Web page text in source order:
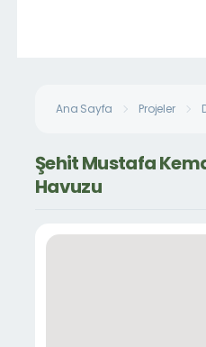
Ana Sayfa Projeler
Şehit Mustafa
Havuzu